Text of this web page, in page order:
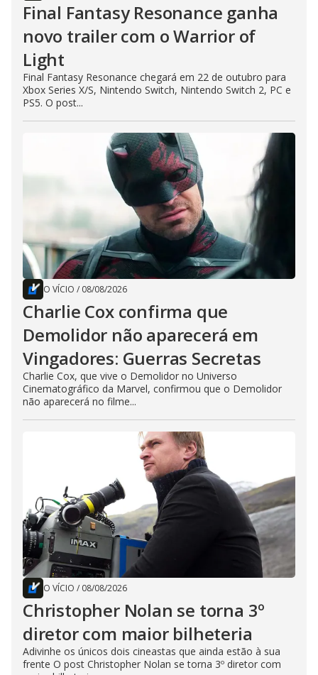
Final Fantasy Resonance ganha
novo trailer com o Warrior of
Light
Final Fantasy Resonance chegará em 22 de outubro para
Xbox Series X/S, Nintendo Switch, Nintendo Switch 2, PC e
PS5. O post...
O VÍCIO / 08/08/2026
Charlie Cox confirma que
Demolidor não aparecerá em
Vingadores: Guerras Secretas
Charlie Cox, que vive o Demolidor no Universo
Cinematográfico da Marvel, confirmou que o Demolidor
não aparecerá no filme...
O VÍCIO / 08/08/2026
Christopher Nolan se torna 3º
diretor com maior bilheteria
Adivinhe os únicos dois cineastas que ainda estão à sua
frente O post Christopher Nolan se torna 3º diretor com